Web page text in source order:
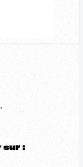
sur :